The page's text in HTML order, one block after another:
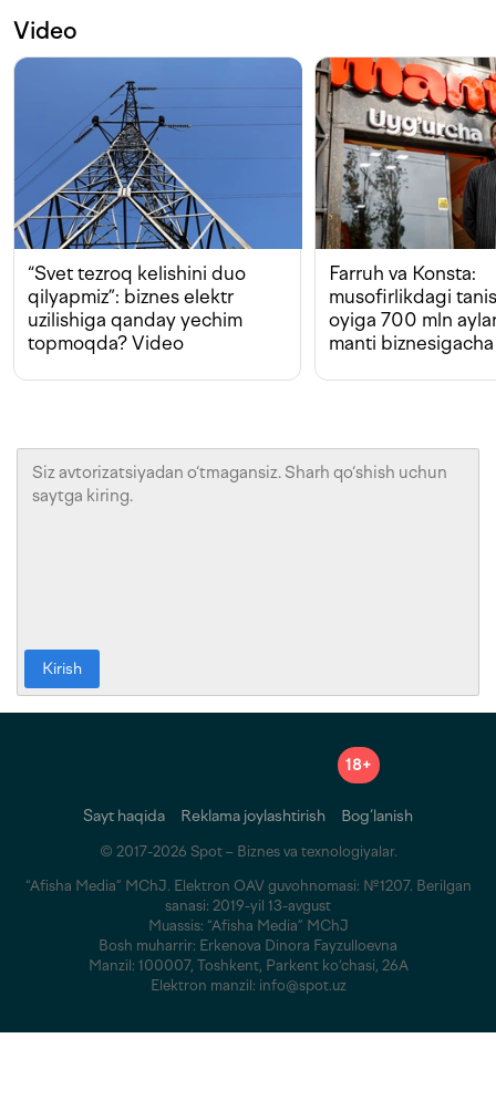
Video
“Svet tezroq kelishini duo
qilyapmiz”: biznes elektr
uzilishiga qanday yechim
topmoqda? Video
Farruh va Konsta:
musofirlikdagi
oyiga 700 mln
manti biznesigacha
Kirish
18+
Sayt haqida Reklama joylashtirish Bog‘lanish
© 2017-2026 Spot – Biznes va texnologiyalar.
“Afisha Media” MChJ. Elektron OAV guvohnomasi: №1207. Berilgan
sanasi: 2019-yil 13-avgust
Muassis: “Afisha Media” MChJ
Bosh muharrir: Erkenova Dinora Fayzulloevna
Manzil: 100007, Toshkent, Parkent ko‘chasi, 26A
Elektron manzil: info@spot.uz